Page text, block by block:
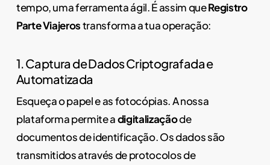
tempo, uma ferramenta ágil. É assim queRegistro
Parte Viajerostransforma a tua operação:
1. Captura de Dados Criptografada e
Automatizada
Esqueça o papel e as fotocópias. A nossa
plataforma permite adigitalizaçãode
documentos de identificação. Os dados são
transmitidos através de protocolos de